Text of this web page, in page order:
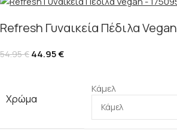
Refresh Γυναικεία Πέδιλα
54.95€ 44.95€
Χρώμα
Κάμελ